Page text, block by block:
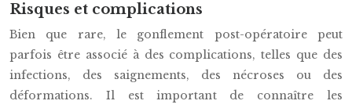
Risques et complications
Bien que rare, le gonflement post-opératoire peut
parfois être associé à des complications, telles que des
infections, des saignements, des nécroses ou des
déformations. Il est important de connaître les